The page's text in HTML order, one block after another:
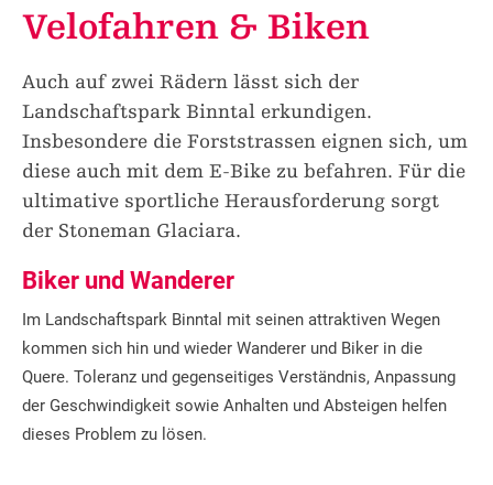
Velofahren & Biken
Auch auf zwei Rädern lässt sich der
Landschaftspark Binntal erkundigen.
Insbesondere die Forststrassen eignen sich, um
diese auch mit dem E-Bike zu befahren. Für die
ultimative sportliche Herausforderung sorgt
der Stoneman Glaciara.
Biker und Wanderer
Im Landschaftspark Binntal mit seinen attraktiven Wegen
kommen sich hin und wieder Wanderer und Biker in die
Quere. Toleranz und gegenseitiges Verständnis, Anpassung
der Geschwindigkeit sowie Anhalten und Absteigen helfen
dieses Problem zu lösen.